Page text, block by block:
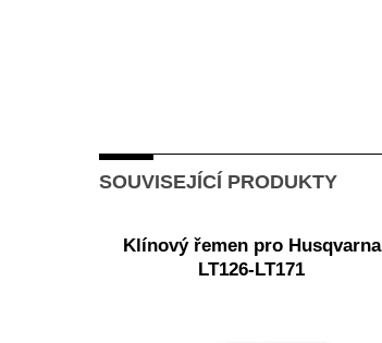
SOUVISEJÍCÍ PRODUKTY
Klínový řemen pro Husqvarna
LT126-LT171